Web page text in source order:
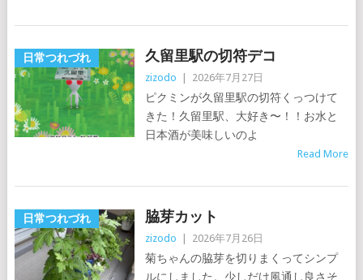
日常つれづれ 久留里駅の切符デコ
zizodo 2026年7月27日
ピクミンが久留里駅の切符くっつけて
きた！久留里駅、大好き〜！！お水と
日本酒が美味しいのよ
Read More
日常つれづれ 脇芽カット
zizodo 2026年7月26日
菊ちゃんの脇芽を切りまくってシンプ
ルにしました。少しだけ風通し良さそ